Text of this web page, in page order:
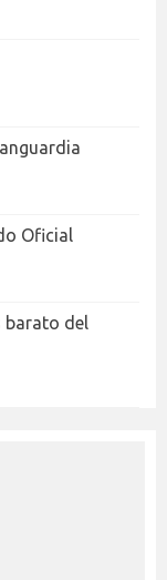
Oficial
barato del